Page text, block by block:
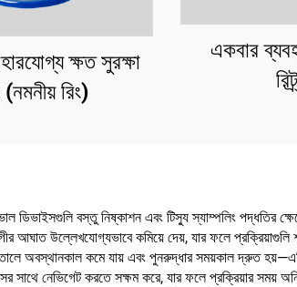
ক্ষত সুরক্ষা
(নমনীয় রিং)
একবার
ডিভাইসগুলি বস্তু নিষ্কাশন এবং টিস্যু স্যাম্পলিং পদ্ধতির
আঘাত উল্লেখযোগ্যভাবে কমিয়ে দেয়, যার ফলে প্রক্রিয়াগুলি
অবস্থানকাল কমে যায় এবং পুনরুদ্ধার সময়কাল দ্রুত হয়—এটি
সাথে নেভিগেট করতে সক্ষম করে, যার ফলে প্রক্রিয়ার সময়